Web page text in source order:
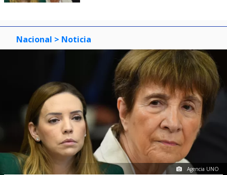
Nacional > Noticia
Agencia UNO